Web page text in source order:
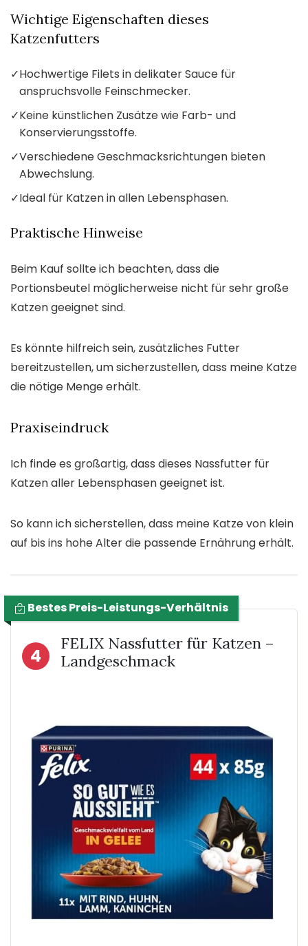
Wichtige Eigenschaften dieses
Katzenfutters
✓Hochwertige Filets in delikater Sauce für
anspruchsvolle Feinschmecker.
✓Keine künstlichen Zusätze wie Farb- und
Konservierungsstoffe.
✓Verschiedene Geschmacksrichtungen bieten
Abwechslung.
✓Ideal für Katzen in allen Lebensphasen.
Praktische Hinweise
Beim Kauf sollte ich beachten, dass die
Portionsbeutel möglicherweise nicht für sehr große
Katzen geeignet sind.
Es könnte hilfreich sein, zusätzliches Futter
bereitzustellen, um sicherzustellen, dass meine Katze
die nötige Menge erhält.
Praxiseindruck
Ich finde es großartig, dass dieses Nassfutter für
Katzen aller Lebensphasen geeignet ist.
So kann ich sicherstellen, dass meine Katze von klein
auf bis ins hohe Alter die passende Ernährung erhält.
Bestes Preis-Leistungs-Verhältnis
4
FELIX Nassfutter für Katzen –
Landgeschmack